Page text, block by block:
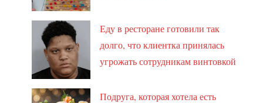
Еду в ресторане готовили так
долго, что клиентка принялась
угрожать сотрудникам винтовкой
Подруга, которая хотела есть